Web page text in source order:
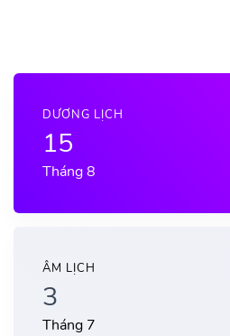
DƯƠNG LỊCH
15
Tháng 8
ÂM LỊCH
3
Tháng 7